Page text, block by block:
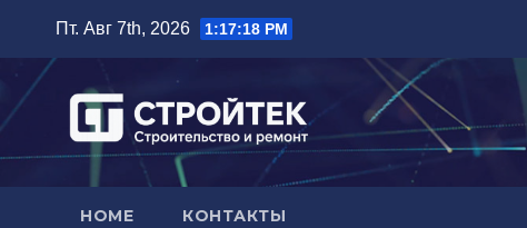
содержимому
Пт. Авг 7th, 2026 1:17:19 PM
HOME КОНТАКТЫ